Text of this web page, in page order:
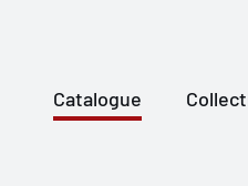
Catalogue